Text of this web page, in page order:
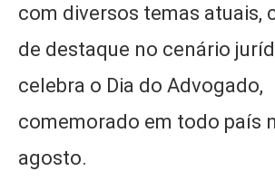
com diversos temas atuais,
de destaque no cenário
celebra o Dia do Advogado,
comemorado em todo país
agosto.